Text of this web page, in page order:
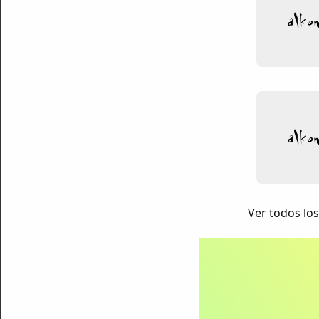
Ver todos